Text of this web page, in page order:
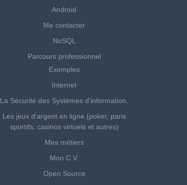
Android
Me contacter
NoSQL
Parcours professionnel
Exemples
Internet
La Sécurité des Systèmes d'information.
Les jeux d'argent en ligne (poker, paris
sportifs, casinos virtuels et autres)
Mes métiers
Mon C.V.
Open Source